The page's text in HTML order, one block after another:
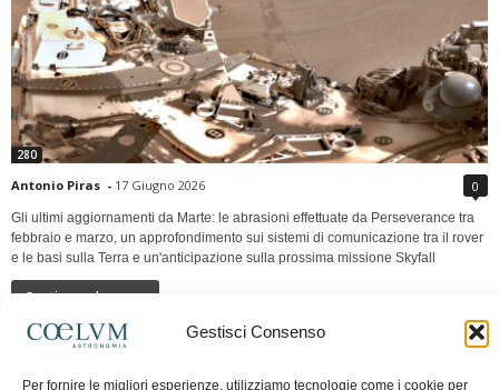
Gestisci Consenso
Per fornire le migliori esperienze, utilizziamo tecnologie come i cookie per
280
Antonio Piras - 17 Giugno 2026 0
Gli ultimi aggiornamenti da Marte: le abrasioni effettuate da Perseverance tra
febbraio e marzo, un approfondimento sui sistemi di comunicazione tra il rover
e le basi sulla Terra e un'anticipazione sulla prossima missione Skyfall
Continua a leggere